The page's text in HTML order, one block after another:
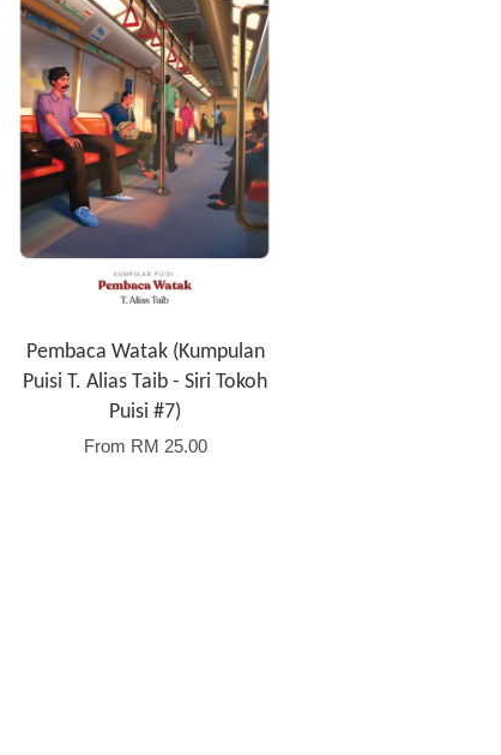
Pembaca Watak (Kumpulan
Puisi T. Alias Taib - Siri Tokoh
Puisi #7)
From RM 25.00